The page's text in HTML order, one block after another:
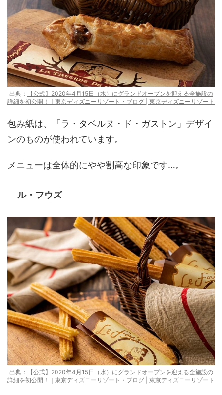
出典：
【公式】2020年4月15日（水）にグランドオープンを迎える全施設の
詳細を初公開！｜東京ディズニーリゾート・ブログ | 東京ディズニーリゾート
包み紙は、「ラ・タベルヌ・ド・ガストン」デザイ
ンのものが使われています。
メニューは全体的にやや割高な印象です…。
ル・フウズ
出典：
【公式】2020年4月15日（水）にグランドオープンを迎える全施設の
詳細を初公開！｜東京ディズニーリゾート・ブログ | 東京ディズニーリゾート